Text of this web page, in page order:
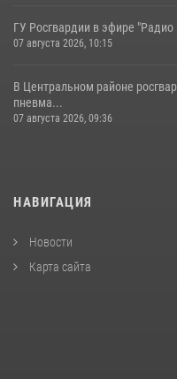
ГУ Росгвардии в эфире "Радио
07 августа 2026, 10:15
В Центральном районе
пневма...
07 августа 2026, 09:36
НАВИГАЦИЯ
Новости
Карта сайта